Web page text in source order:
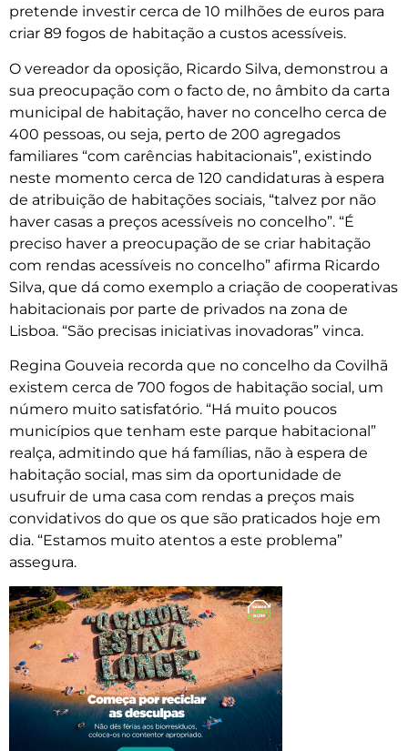
pretende investir cerca de 10 milhões de euros para
criar 89 fogos de habitação a custos acessíveis.
O vereador da oposição, Ricardo Silva, demonstrou a
sua preocupação com o facto de, no âmbito da carta
municipal de habitação, haver no concelho cerca de
400 pessoas, ou seja, perto de 200 agregados
familiares “com carências habitacionais”, existindo
neste momento cerca de 120 candidaturas à espera
de atribuição de habitações sociais, “talvez por não
haver casas a preços acessíveis no concelho”. “É
preciso haver a preocupação de se criar habitação
com rendas acessíveis no concelho” afirma Ricardo
Silva, que dá como exemplo a criação de cooperativas
habitacionais por parte de privados na zona de
Lisboa. “São precisas iniciativas inovadoras” vinca.
Regina Gouveia recorda que no concelho da Covilhã
existem cerca de 700 fogos de habitação social, um
número muito satisfatório. “Há muito poucos
municípios que tenham este parque habitacional”
realça, admitindo que há famílias, não à espera de
habitação social, mas sim da oportunidade de
usufruir de uma casa com rendas a preços mais
convidativos do que os que são praticados hoje em
dia. “Estamos muito atentos a este problema”
assegura.